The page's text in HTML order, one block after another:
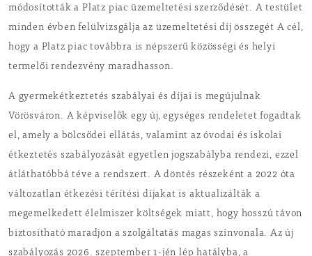
módosították a Platz piac üzemeltetési szerződését. A testület
minden évben felülvizsgálja az üzemeltetési díj összegét A cél,
hogy a Platz piac továbbra is népszerű közösségi és helyi
termelői rendezvény maradhasson.
A gyermekétkeztetés szabályai és díjai is megújulnak
Vörösváron. A képviselők egy új, egységes rendeletet fogadtak
el, amely a bölcsődei ellátás, valamint az óvodai és iskolai
étkeztetés szabályozását egyetlen jogszabályba rendezi, ezzel
átláthatóbbá téve a rendszert. A döntés részeként a 2022 óta
változatlan étkezési térítési díjakat is aktualizálták a
megemelkedett élelmiszer költségek miatt, hogy hosszú távon
biztosítható maradjon a szolgáltatás magas színvonala. Az új
szabályozás 2026. szeptember 1-jén lép hatályba, a